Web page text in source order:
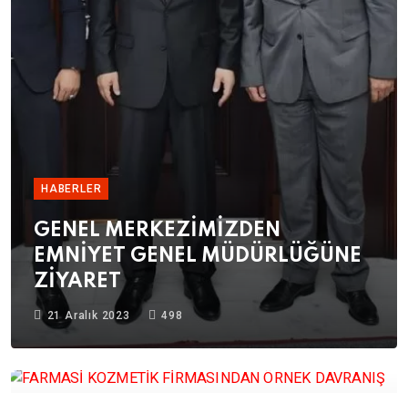
HABERLER
GENEL MERKEZİMİZDEN
EMNİYET GENEL MÜDÜRLÜĞÜNE
ZİYARET
21 Aralık 2023 498